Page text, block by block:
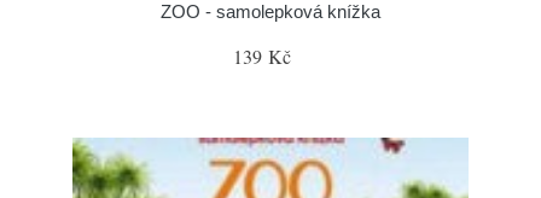
ZOO - samolepková knížka
139 Kč